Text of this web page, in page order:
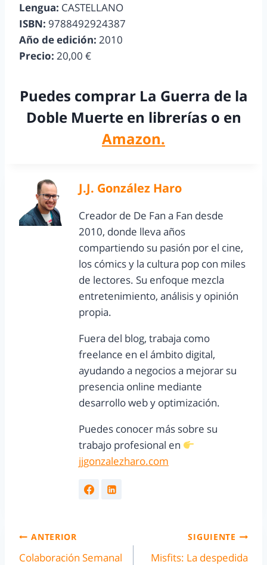
Lengua: CASTELLANO
ISBN: 9788492924387
Año de edición: 2010
Precio: 20,00 €
Puedes comprar La Guerra de la
Doble Muerte en librerías o en
Amazon.
J.J. González Haro
Creador de De Fan a Fan desde
2010, donde lleva años
compartiendo su pasión por el cine,
los cómics y la cultura pop con miles
de lectores. Su enfoque mezcla
entretenimiento, análisis y opinión
propia.
Fuera del blog, trabaja como
freelance en el ámbito digital,
ayudando a negocios a mejorar su
presencia online mediante
desarrollo web y optimización.
Puedes conocer más sobre su
trabajo profesional en
jjgonzalezharo.com
ANTERIOR
Colaboración Semanal
SIGUIENTE
Misfits: La despedida